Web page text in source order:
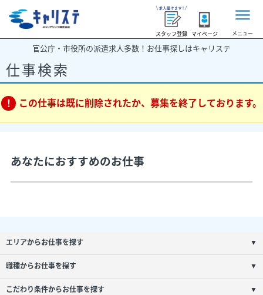
スタッフ登録 マイページ メニュー
官公庁・市役所の派遣求人多数！お仕事探しはキャリステ
仕事検索
この仕事は既に削除されたか、募集を終了しております。
あなたにおすすめのお仕事
エリアからお仕事を探す ▼
職種からお仕事を探す ▼
こだわり条件からお仕事を探す ▼